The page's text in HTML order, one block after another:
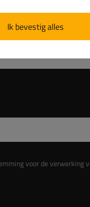
van mijn persoonlijke gegevens in het
Ik bevestig alles